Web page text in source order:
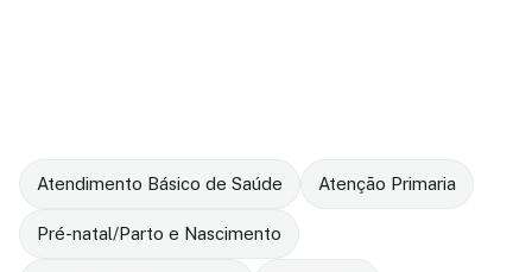
Atendimento Básico de Saúde Atenção Primaria
Pré-natal/Parto e Nascimento